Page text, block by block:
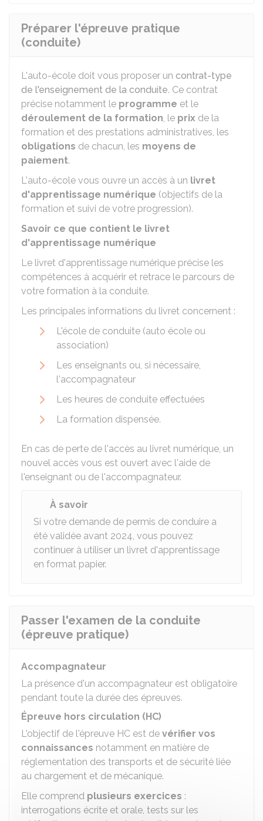
Préparer l'épreuve pratique
(conduite)
L'auto-école doit vous proposer un contrat-type
de l'enseignement de la conduite. Ce contrat
précise notamment le programme et le
déroulement de la formation, le prix de la
formation et des prestations administratives, les
obligations de chacun, les moyens de
paiement.
L'auto-école vous ouvre un accès à un livret
d'apprentissage numérique (objectifs de la
formation et suivi de votre progression).
Savoir ce que contient le livret
d'apprentissage numérique
Le livret d'apprentissage numérique précise les
compétences à acquérir et retrace le parcours de
votre formation à la conduite.
Les principales informations du livret concernent :
L'école de conduite (auto école ou
association)
Les enseignants ou, si nécessaire,
l'accompagnateur
Les heures de conduite effectuées
La formation dispensée.
En cas de perte de l'accès au livret numérique, un
nouvel accès vous est ouvert avec l'aide de
l'enseignant ou de l'accompagnateur.
À savoir
Si votre demande de permis de conduire a
été validée avant 2024, vous pouvez
continuer à utiliser un livret d'apprentissage
en format papier.
Passer l'examen de la conduite
(épreuve pratique)
Accompagnateur
La présence d'un accompagnateur est obligatoire
pendant toute la durée des épreuves.
Épreuve hors circulation (HC)
L'objectif de l'épreuve HC est de vérifier vos
connaissances notamment en matière de
réglementation des transports et de sécurité liée
au chargement et de mécanique.
Elle comprend plusieurs exercices :
interrogations écrite et orale, tests sur les